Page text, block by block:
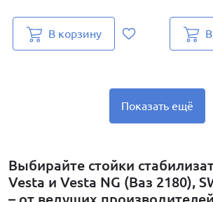
В корзину
Показать ещё
Выбирайте стойки
Vesta и Vesta NG (Ваз 2180),